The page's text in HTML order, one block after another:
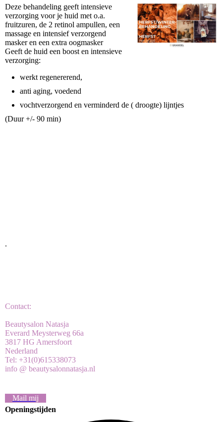
Deze behandeling geeft intensieve
verzorging voor je huid met o.a.
fruitzuren, de 2 retinol ampullen, een
massage en intensief verzorgend
masker en een extra oogmasker
Geeft de huid een boost en intensieve
verzorging:
werkt regenererend,
anti aging, voedend
vochtverzorgend en verminderd de ( droogte) lijntjes
(Duur +/- 90 min)
.
Contact:
Beautysalon Natasja
Everard Meysterweg 66a
3817 HG Amersfoort
Nederland
Tel: +31(0)615338073
info @ beautysalonnatasja.nl
Mail mij
Openingstijden